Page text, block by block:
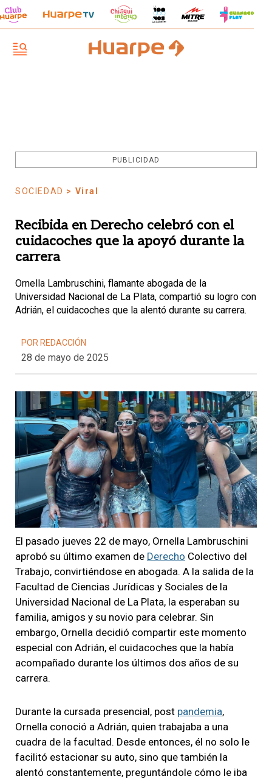
PUBLICIDAD
SOCIEDAD > Viral
Recibida en Derecho celebró con el
cuidacoches que la apoyó durante la
carrera
Ornella Lambruschini, flamante abogada de la
Universidad Nacional de La Plata, compartió su logro con
Adrián, el cuidacoches que la alentó durante su carrera.
POR REDACCIÓN
28 de mayo de 2025
El pasado jueves 22 de mayo, Ornella Lambruschini
aprobó su último examen de Derecho Colectivo del
Trabajo, convirtiéndose en abogada. A la salida de la
Facultad de Ciencias Jurídicas y Sociales de la
Universidad Nacional de La Plata, la esperaban su
familia, amigos y su novio para celebrar. Sin
embargo, Ornella decidió compartir este momento
especial con Adrián, el cuidacoches que la había
acompañado durante los últimos dos años de su
carrera.
Durante la cursada presencial, post pandemia,
Ornella conoció a Adrián, quien trabajaba a una
cuadra de la facultad. Desde entonces, él no solo le
facilitó estacionar su auto, sino que también la
alentó constantemente, preguntándole cómo le iba